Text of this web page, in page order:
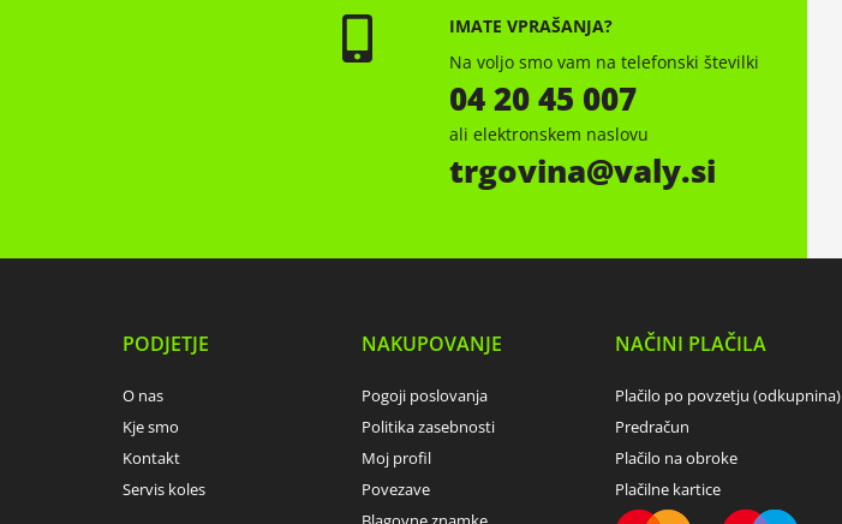
IMATE VPRAŠANJA?
Na voljo smo vam na telefonski številki
04 20 45 007
ali elektronskem naslovu
trgovina valy.si
PODJETJE
O nas
Kje smo
Kontakt
Servis koles
NAKUPOVANJE
Pogoji poslovanja
Politika zasebnosti
Moj profil
Povezave
NAČINI PLAČILA
Plačilo po povzetju (odkupnina)
Predračun
Plačilo na obroke
Plačilne kartice